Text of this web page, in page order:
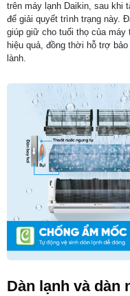
trên máy lạnh Daikin, sau khi
để giải quyết trình trạng này.
giúp giữ cho tuổi thọ của máy
hiệu quả, đồng thời hỗ trợ
lành.
Dàn lạnh và dàn